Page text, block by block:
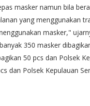
masker namun bila
yang menggunakan
masker,"
350 masker
50 pcs dan Polsek
dan Polsek Kepulauan